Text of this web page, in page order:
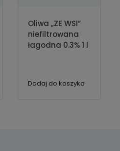
Oliwa „ZE WSI”
niefiltrowana
łagodna 0.3% 1 l
Dodaj do koszyka